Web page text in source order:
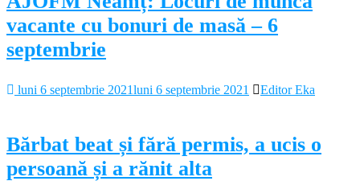
vacante cu bonuri de masă – 6
septembrie
luni 6 septembrie 2021luni 6 septembrie 2021 Editor Eka
Bărbat beat și fără permis, a ucis o
persoană și a rănit alta